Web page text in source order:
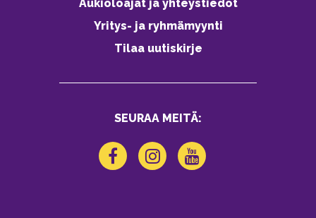
Aukioloajat ja yhteystiedot
Yritys- ja ryhmämyynti
Tilaa uutiskirje
SEURAA MEITÄ: